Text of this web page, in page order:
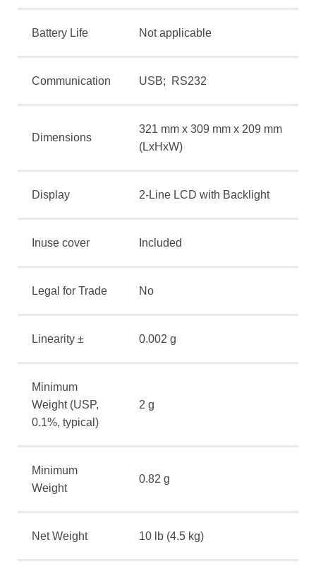
Battery Life Not applicable
Communication USB; RS232
Dimensions
321 mm x 309 mm x 209 mm
(LxHxW)
Display 2-Line LCD with Backlight
Inuse cover Included
Legal for Trade No
Linearity ± 0.002 g
Minimum
Weight (USP,
0.1%, typical)
2 g
Minimum
Weight
0.82 g
Net Weight 10 lb (4.5 kg)